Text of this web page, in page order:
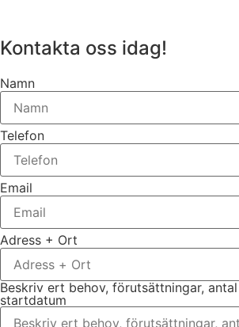
Kontakta oss idag!
Namn
Telefon
Email
Adress + Ort
Beskriv ert behov, förutsättningar,
startdatum